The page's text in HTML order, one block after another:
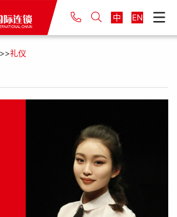
中 EN
礼仪